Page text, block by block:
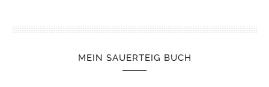
MEIN SAUERTEIG BUCH